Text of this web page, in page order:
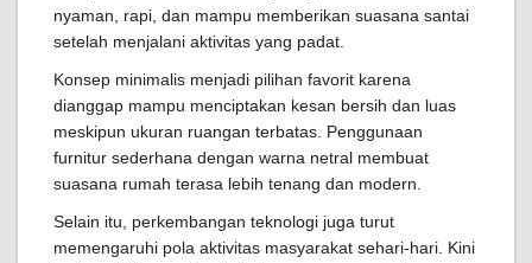
nyaman, rapi, dan mampu memberikan suasana santai
setelah menjalani aktivitas yang padat.
Konsep minimalis menjadi pilihan favorit karena
dianggap mampu menciptakan kesan bersih dan luas
meskipun ukuran ruangan terbatas. Penggunaan
furnitur sederhana dengan warna netral membuat
suasana rumah terasa lebih tenang dan modern.
Selain itu, perkembangan teknologi juga turut
memengaruhi pola aktivitas masyarakat sehari-hari. Kini